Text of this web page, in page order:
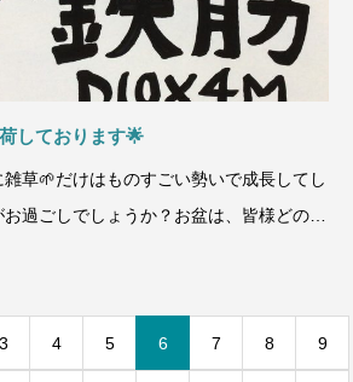
しております🌟
草🌱だけはものすごい勢いで成長してし
過ごしでしょうか？お盆は、皆様どのよ
3 4 5 6 7 8 9